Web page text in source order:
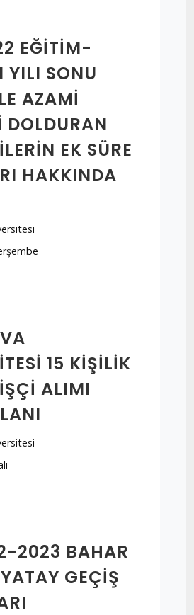
EĞİTİM-
YILI SONU
AZAMİ
DOLDURAN
EK SÜRE
HAKKINDA
15 KIŞILIK
ALIMI
2023 BAHAR
GEÇIŞ